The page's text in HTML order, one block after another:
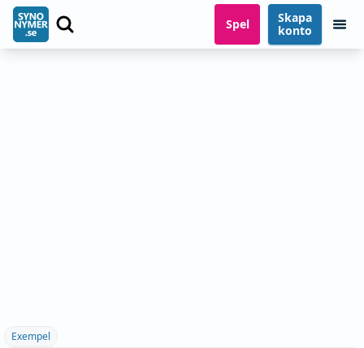
Spel
Skapa
konto
Exempel